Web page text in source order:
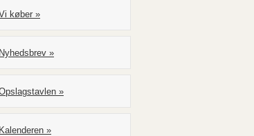
køber »
Nyhedsbrev »
»
Kalenderen »